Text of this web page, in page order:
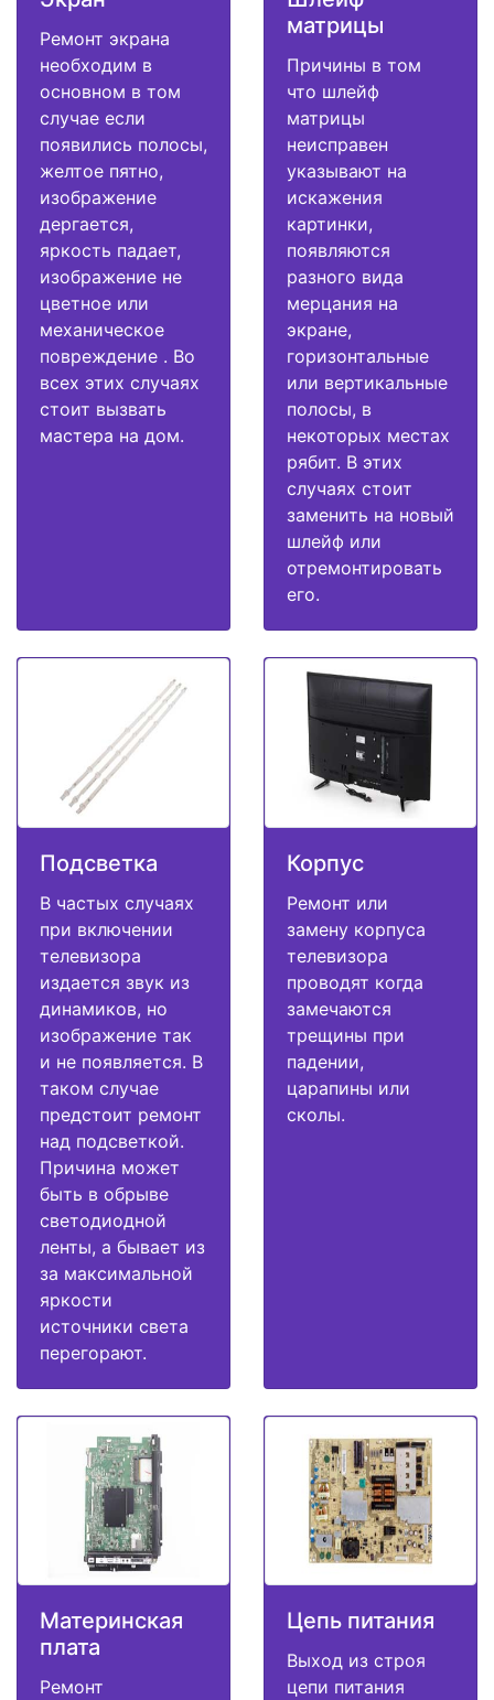
Ремонт экрана
необходим в
основном в том
случае если
появились полосы,
желтое пятно,
изображение
дергается,
яркость падает,
изображение не
цветное или
механическое
повреждение . Во
всех этих случаях
стоит вызвать
мастера на дом.
матрицы
Причины в том
что шлейф
матрицы
неисправен
указывают на
искажения
картинки,
появляются
разного вида
мерцания на
экране,
горизонтальные
или вертикальные
полосы, в
некоторых местах
рябит. В этих
случаях стоит
заменить на новый
шлейф или
отремонтировать
его.
Подсветка
В частых случаях
при включении
телевизора
издается звук из
динамиков, но
изображение так
и не появляется. В
таком случае
предстоит ремонт
над подсветкой.
Причина может
быть в обрыве
светодиодной
ленты, а бывает из
за максимальной
яркости
источники света
перегорают.
Корпус
Ремонт или
замену корпуса
телевизора
проводят когда
замечаются
трещины при
падении,
царапины или
сколы.
Материнская
плата
Ремонт
Цепь питания
Выход из строя
цепи питания